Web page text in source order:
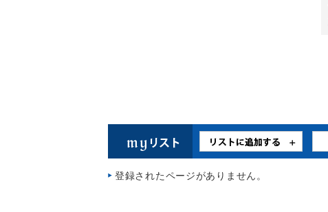
登録されたページがありません。